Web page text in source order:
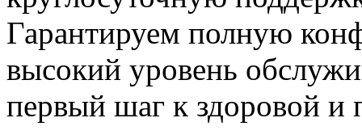
Гарантируем полную
высокий уровень
первый шаг к здоровой и